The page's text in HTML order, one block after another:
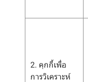
2. คุกกี้เพื่อ
การวิเคราะห์